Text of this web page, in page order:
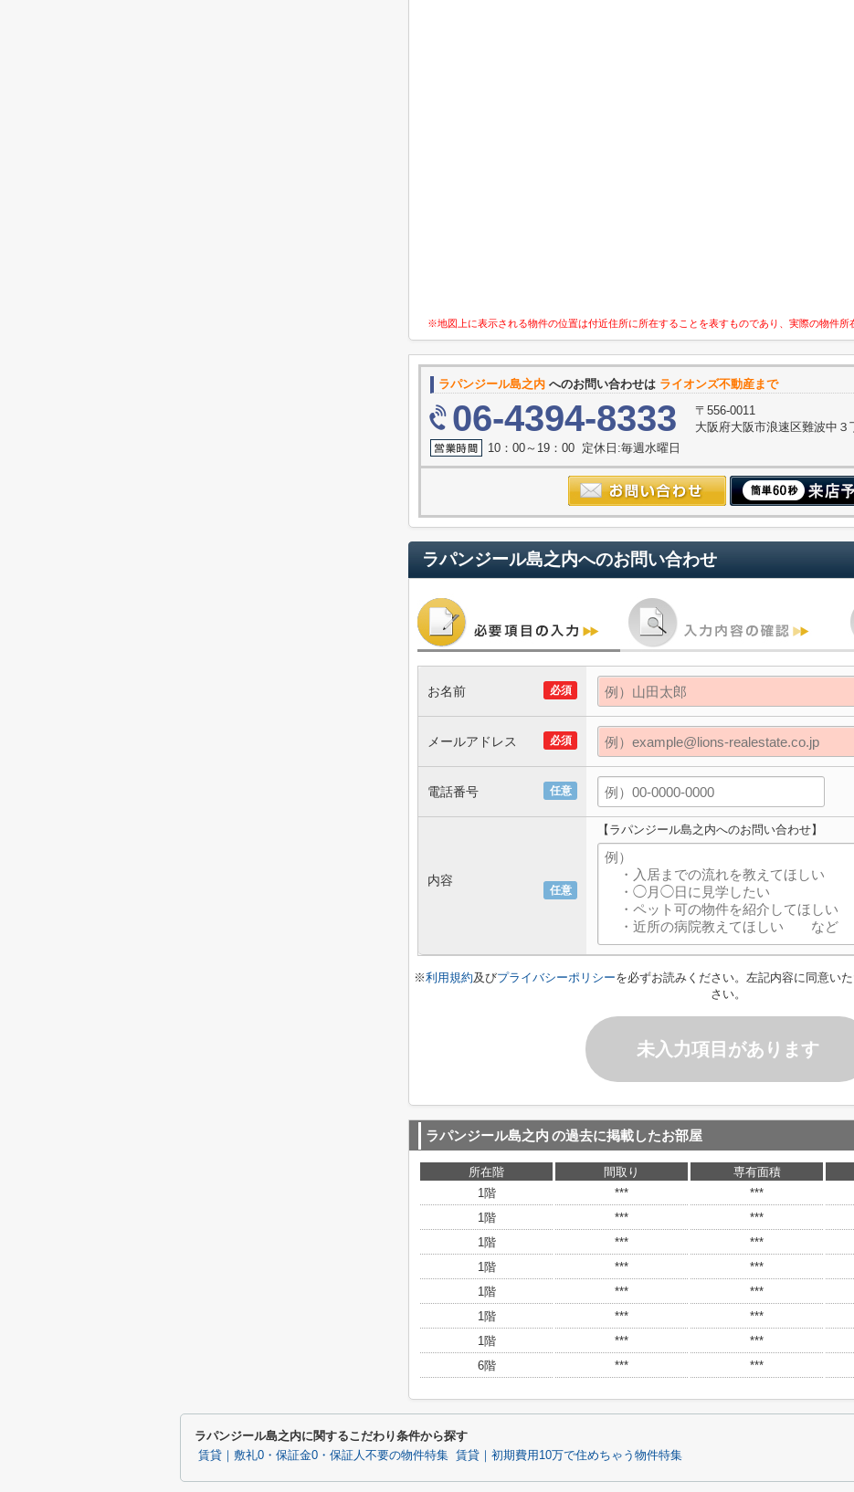
※地図上に表示される物件の位置は付近住所に所在することを表すものであり、実際の物件所
ラパンジール島之内 へのお問い合わせは ライオンズ不動産まで
06-4394-8333
〒556-0011
大阪府大阪市浪速区難波中３
10：00～19：00 定休日:毎週水曜日
ラパンジール島之内へのお問い合わせ
必須
お名前
必須
メールアドレス
任意
電話番号
任意
内容
【ラパンジール島之内へのお問い合わせ】
※利用規約及びプライバシーポリシーを必ずお読みください。左記内容に同意い
さい。
未入力項目があります
ラパンジール島之内 の過去に掲載したお部屋
所在階 間取り 専有面積
1階
*** ***
1階
*** ***
1階
*** ***
1階
*** ***
1階
*** ***
1階
*** ***
1階
*** ***
6階
*** ***
ラパンジール島之内に関するこだわり条件から探す
賃貸｜敷礼0・保証金0・保証人不要の物件特集 賃貸｜初期費用10万で住めちゃう物件特集